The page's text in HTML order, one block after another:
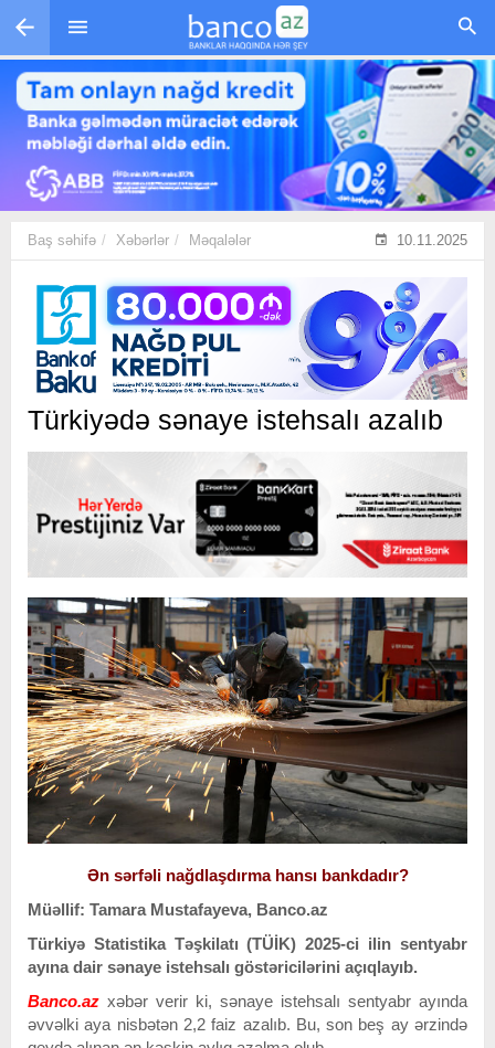
Skip to main content
Baş səhifə Xəbərlər Məqalələr 10.11.2025
Türkiyədə sənaye istehsalı azalıb
Ən sərfəli nağdlaşdırma hansı bankdadır?
Müəllif: Tamara Mustafayeva, Banco.az
Türkiyə Statistika Təşkilatı (TÜİK) 2025-ci ilin sentyabr
ayına dair sənaye istehsalı göstəricilərini açıqlayıb.
Banco.az xəbər verir ki, sənaye istehsalı sentyabr ayında
əvvəlki aya nisbətən 2,2 faiz azalıb. Bu, son beş ay ərzində